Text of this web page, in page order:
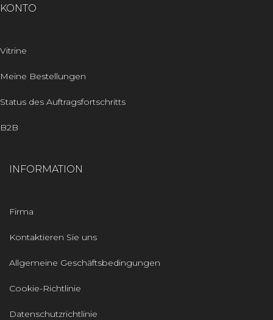
KONTO
Vitrine
Meine Bestellungen
Status des Auftragsfortschritts
B2B
INFORMATION
Firma
Kontaktieren Sie uns
Allgemeine Geschäftsbedingungen
Cookie-Richtlinie
Datenschutzrichtlinie